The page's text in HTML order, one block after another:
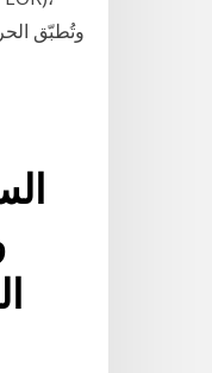
وتُطبّق